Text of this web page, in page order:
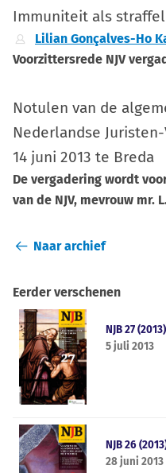
Immuniteit als
Lilian Gonçalves-Ho
Voorzittersrede NJV
Notulen van de
Nederlandse
14 juni 2013 te Breda
De vergadering wordt
van de NJV, mevrouw mr.
Naar archief
Eerder verschenen
NJB 27 (2013)
5 juli 2013
NJB 26
28 juni 2013